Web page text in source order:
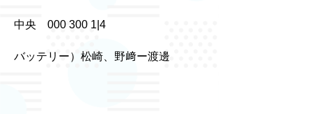
中央 000 300 1|4
バッテリー）松崎、野﨑ー渡邊